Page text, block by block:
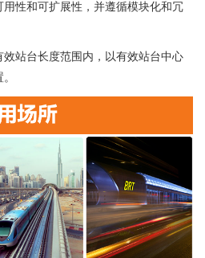
性和可扩展性，并遵循模块化和冗
站台长度范围内，以有效站台中心